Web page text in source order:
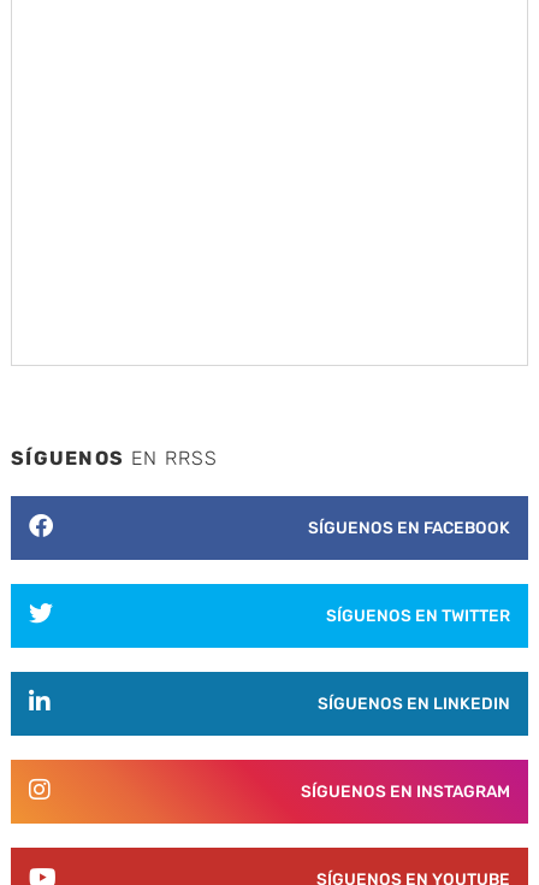
SÍGUENOS EN RRSS
SÍGUENOS EN FACEBOOK
SÍGUENOS EN TWITTER
SÍGUENOS EN LINKEDIN
SÍGUENOS EN INSTAGRAM
SÍGUENOS EN YOUTUBE